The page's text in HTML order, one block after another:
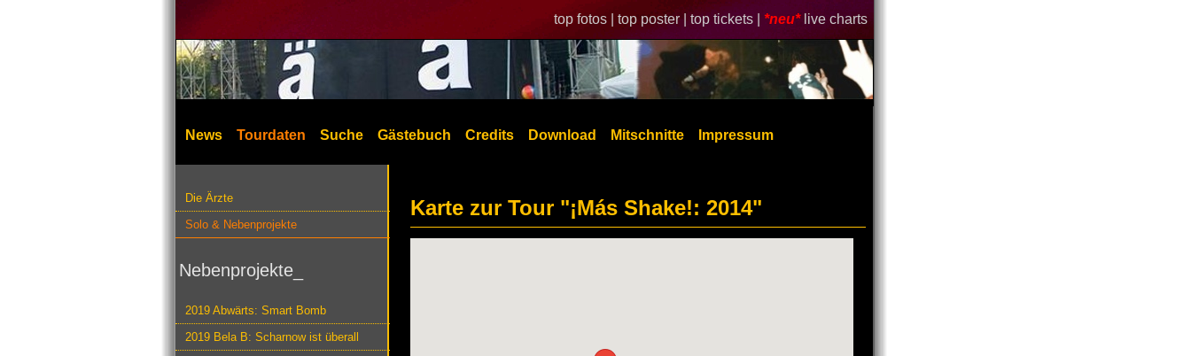
top fotos | top poster | top tickets | *neu* live charts
News Tourdaten Suche Gästebuch Credits Download Mitschnitte Impressum
Die Ärzte
Solo & Nebenprojekte
Nebenprojekte_
2019 Abwärts: Smart Bomb
2019 Bela B: Scharnow ist überall
Karte zur Tour "¡Más Shake!: 2014"